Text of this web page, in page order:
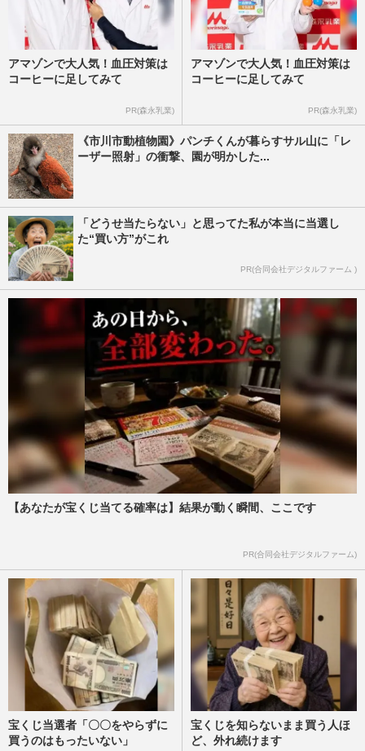
アマゾンで大人気！血圧対策は
コーヒーに足してみて
PR(森永乳業)
アマゾンで大人気！血圧対策は
コーヒーに足してみて
PR(森永乳業)
《市川市動植物園》パンチくんが暮らすサル山に「レ
ーザー照射」の衝撃、園が明かした...
「どうせ当たらない」と思ってた私が本当に当選し
た“買い方”がこれ
PR(合同会社デジタルファーム )
【あなたが宝くじ当てる確率は】結果が動く瞬間、ここです
PR(合同会社デジタルファーム)
宝くじ当選者「〇〇をやらずに
買うのはもったいない」
宝くじを知らないまま買う人ほ
ど、外れ続けます